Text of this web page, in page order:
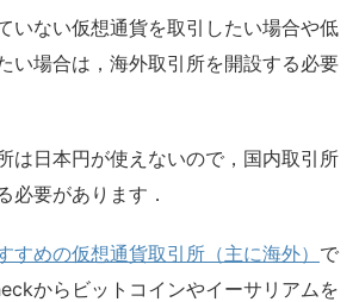
いない仮想通貨を取引したい場合や低
い場合は，海外取引所を開設する必要
は日本円が使えないので，国内取引所
必要があります．
すめの仮想通貨取引所（主に海外） で
からビットコインやイーサリアムを